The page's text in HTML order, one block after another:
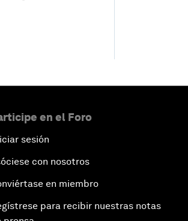
en el Foro
sesión
con nosotros
en miembro
para recibir nuestras notas